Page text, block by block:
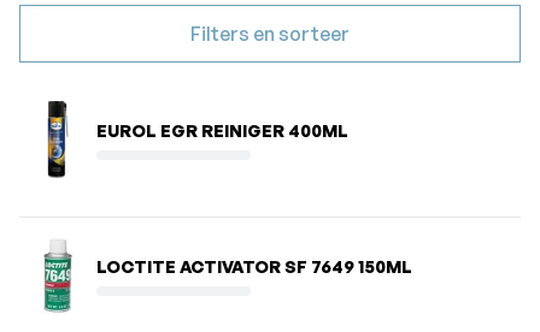
Filters en sorteer
EUROL EGR REINIGER 400ML
LOCTITE ACTIVATOR SF 7649 150ML